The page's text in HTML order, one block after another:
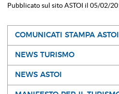
Pubblicato sul sito ASTOI il 05/02/
COMUNICATI STAMPA ASTOI
NEWS TURISMO
NEWS ASTOI